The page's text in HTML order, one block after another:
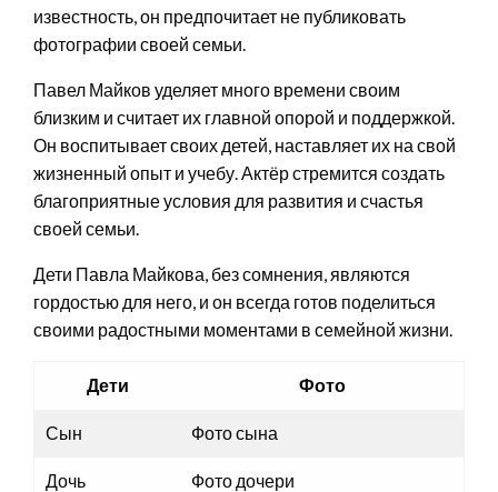
известность, он предпочитает не публиковать
фотографии своей семьи.
Павел Майков уделяет много времени своим
близким и считает их главной опорой и поддержкой.
Он воспитывает своих детей, наставляет их на свой
жизненный опыт и учебу. Актёр стремится создать
благоприятные условия для развития и счастья
своей семьи.
Дети Павла Майкова, без сомнения, являются
гордостью для него, и он всегда готов поделиться
своими радостными моментами в семейной жизни.
Дети Фото
Сын Фото сына
Дочь Фото дочери